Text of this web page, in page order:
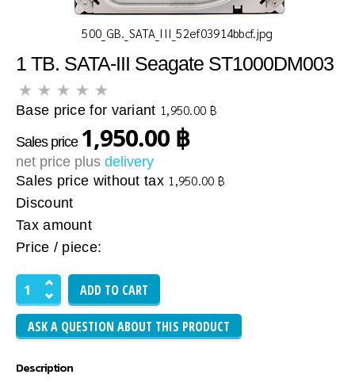
500_GB._SATA_III_52ef03914bbcf.jpg
1 TB. SATA-III Seagate ST1000DM003
Base price for variant 1,950.00 ฿
Sales price 1,950.00 ฿
net price plus delivery
Sales price without tax 1,950.00 ฿
Discount
Tax amount
Price / piece:
ASK A QUESTION ABOUT THIS PRODUCT
Description